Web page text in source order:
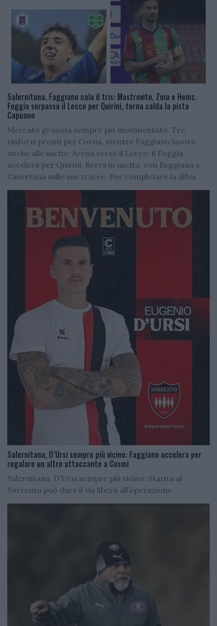
Salernitana, Faggiano cala il tris: Mastrovito, Zoia e Heinz.
Foggia sorpassa il Lecco per Quirini, torna calda la pista
Capuano
Mercato granata sempre più movimentato. Tre
rinforzi pronti per Cosmi, mentre Faggiano lavora
anche alle uscite: Arena verso il Lecco, il Foggia
accelera per Quirini. Berra in uscita, con Reggiana e
Casertana sulle sue tracce. Per completare la difes
Salernitana, D’Ursi sempre più vicino: Faggiano accelera per
regalare un altro attaccante a Cosmi
Salernitana, D’Ursi sempre più vicino: Starita al
Sorrento può dare il via libera all’operazione